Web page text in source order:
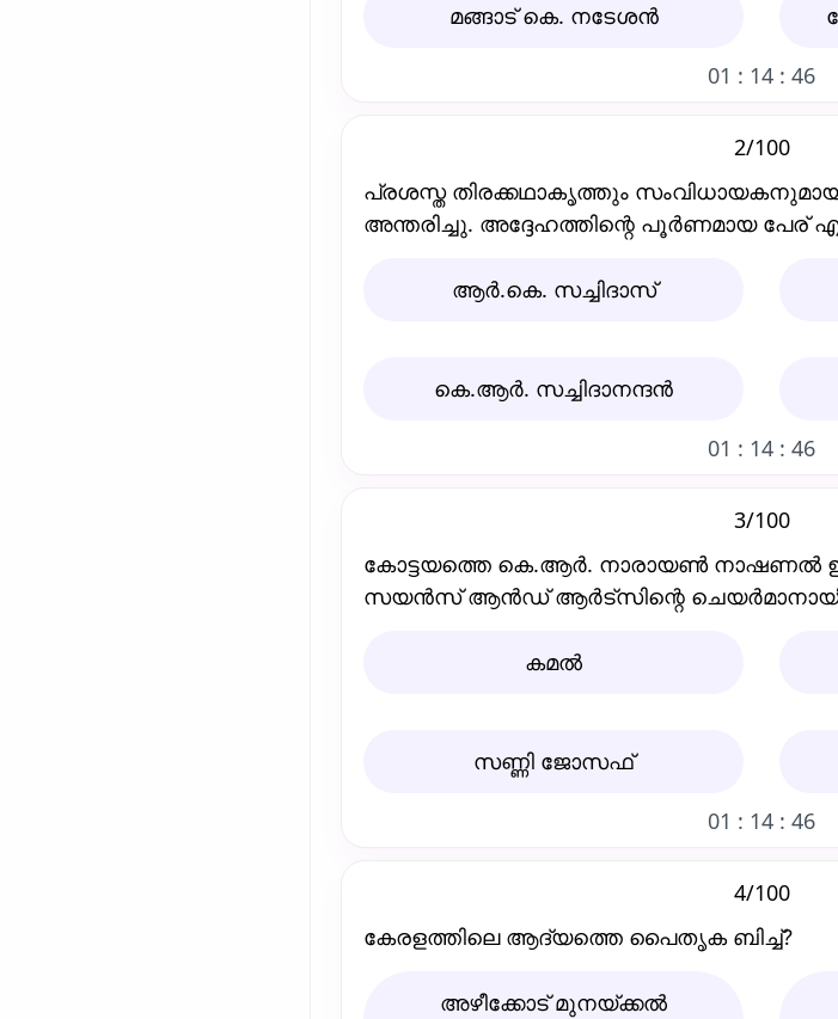
മങ്ങാട്‌ കെ. നടേശന്‍
01 : 14 : 45
2/100
പ്രശസ്ത തിരക്കഥാകൃത്തും
അന്തരിച്ചു. അദ്ദേഹത്തിന്റെ പൂര്‍ണമായ പേര്‌
ആര്‍.കെ. സച്ചിദാസ്‌
കെ.ആര്‍. സച്ചിദാനന്ദന്‍
01 : 14 : 45
3/100
കോട്ടയത്തെ കെ.ആര്‍. നാരായണ്‍ നാഷണല്‍
സയന്‍സ്‌ ആന്‍ഡ്‌ ആർട്സിന്റെ ചെയര്‍മാനായി
കമല്‍
സണ്ണി ജോസഫ്‌
01 : 14 : 45
4/100
കേരളത്തിലെ ആദ്യത്തെ പൈതൃക ബിച്ച്‌?
അഴീക്കോട്‌ മുനയ്ക്കല്‍